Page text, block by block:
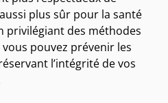
plus sûr pour la santé
privilégiant des méthodes
pouvez prévenir les
l’intégrité de vos